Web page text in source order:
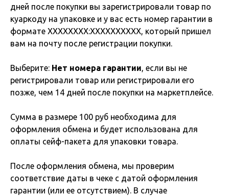
дней после покупки вы зарегистрировали товар по
куаркоду на упаковке и у вас есть номер гарантии в
формате XXXXXXXX:XXXXXXXXXX, который пришел
вам на почту после регистрации покупки.
Выберите: Нет номера гарантии, если вы не
регистрировали товар или регистрировали его
позже, чем 14 дней после покупки на маркетплейсе.
Сумма в размере 100 руб необходима для
оформления обмена и будет использована для
оплаты сейф-пакета для упаковки товара.
После оформления обмена, мы проверим
соответствие даты в чеке с датой оформления
гарантии (или ее отсутствием). В случае